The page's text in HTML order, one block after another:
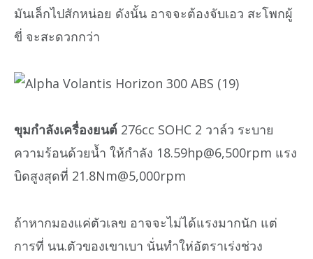
มันเล็กไปสักหน่อย ดังนั้น อาจจะต้องจับเอว สะโพกผู้
ขี่ จะสะดวกกว่า
ขุมกำลังเครื่องยนต์ 276cc SOHC 2 วาล์ว ระบาย
ความร้อนด้วยน้ำ ให้กำลัง 18.59hp@6,500rpm แรง
บิดสูงสุดที่ 21.8Nm@5,000rpm
ถ้าหากมองแค่ตัวเลข อาจจะไม่ได้แรงมากนัก แต่
การที่ นน.ตัวของเขาเบา นั่นทำให่อัตราเร่งช่วง